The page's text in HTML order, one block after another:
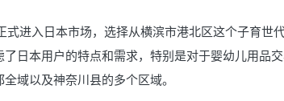
进入日本市场，选择从横滨市港北区这个子育世
日本用户的特点和需求，特别是对于婴幼儿用品
域以及神奈川县的多个区域。